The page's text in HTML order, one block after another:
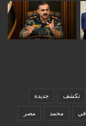
تكشف جديدة
في محمد مصر